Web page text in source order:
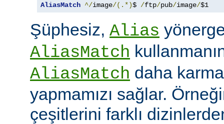
AliasMatch ^/image/(.*)$ /ftp/pub/image/$1
Şüphesiz, Alias
AliasMatch
AliasMatch daha
yapmamızı sağlar.
çeşitlerini farklı